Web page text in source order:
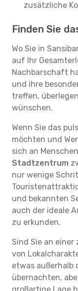
zusätzliche
Finden Sie
Wo Sie in
auf Ihr
Nachbarschaft
und ihre
treffen,
wünschen.
Wenn Sie das
möchten und
sich an
Stadtzentrum
nur wenige
und bekannten
auch der ideale
zu erkunden.
Sind Sie an
von
etwas außerhalb
übernachten,